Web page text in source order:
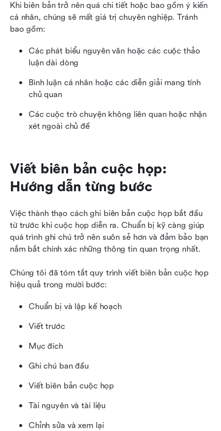
Khi biên bản trở nên quá chi tiết hoặc bao gồm ý kiến
cá nhân, chúng sẽ mất giá trị chuyên nghiệp. Tránh
bao gồm:
Các phát biểu nguyên văn hoặc các cuộc thảo
luận dài dòng
Bình luận cá nhân hoặc các diễn giải mang tính
chủ quan
Các cuộc trò chuyện không liên quan hoặc nhận
xét ngoài chủ đề
Viết biên bản cuộc họp:
Hướng dẫn từng bước
Việc thành thạo cách ghi biên bản cuộc họp bắt đầu
từ trước khi cuộc họp diễn ra. Chuẩn bị kỹ càng giúp
quá trình ghi chú trở nên suôn sẻ hơn và đảm bảo bạn
nắm bắt chính xác những thông tin quan trọng nhất.
Chúng tôi đã tóm tắt quy trình viết biên bản cuộc họp
hiệu quả trong mười bước:
Chuẩn bị và lập kế hoạch
Viết trước
Mục đích
Ghi chú ban đầu
Viết biên bản cuộc họp
Tài nguyên và tài liệu
Chỉnh sửa và xem lại